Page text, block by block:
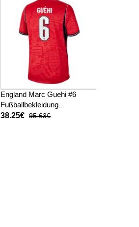
England Marc Guehi #6
Fußballbekleidung
Auswärtstrikot WM 2026
38.25€ 95.63€